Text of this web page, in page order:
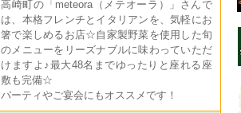
高崎町の「meteora（メテオーラ）」さんで
は、本格フレンチとイタリアンを、気軽にお
箸で楽しめるお店☆自家製野菜を使用した旬
のメニューをリーズナブルに味わっていただ
けますよ♪最大48名までゆったりと座れる座
敷も完備☆
パーティやご宴会にもオススメです！